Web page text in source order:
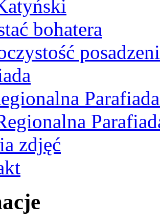
bohatera
zdjęć